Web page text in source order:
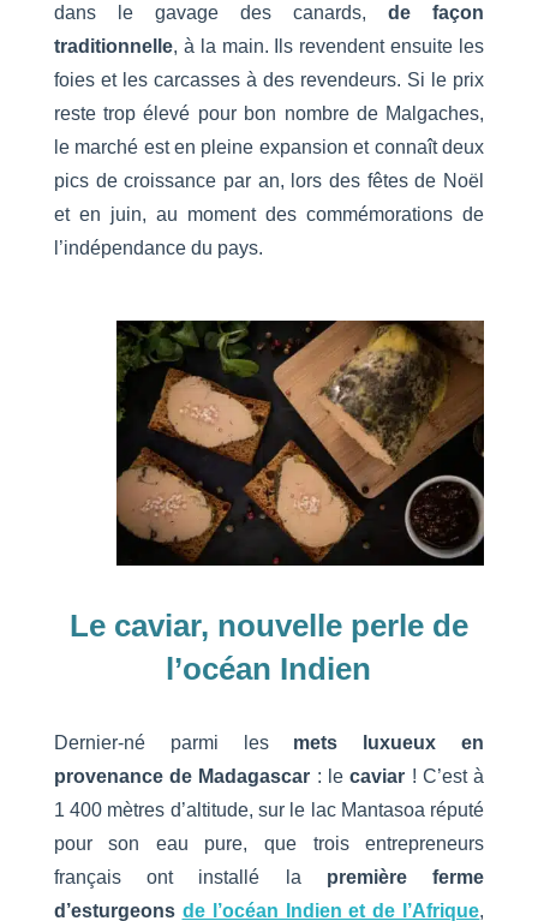
dans le gavage des canards,de façon
traditionnelle, à la main. Ils revendent ensuite les
foies et les carcasses à des revendeurs. Si le prix
reste trop élevé pour bon nombre de Malgaches,
le marché est en pleine expansion et connaît deux
pics de croissance par an, lors des fêtes de Noël
et en juin, au moment des commémorations de
l’indépendance du pays.
Le caviar, nouvelle perle de
l’océan Indien
Dernier-né parmi les mets luxueux en
provenance de Madagascar : lecaviar ! C’est à
1 400 mètres d’altitude, sur le lac Mantasoa réputé
pour son eau pure, que trois entrepreneurs
français ont installé la première ferme
d’esturgeons de l’océan Indien et de l’Afrique,